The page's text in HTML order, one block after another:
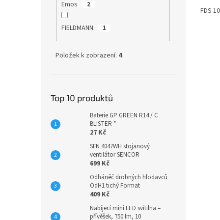
Emos 2
FIELDMANN 1
Položek k zobrazení: 4
Top 10 produktů
Baterie GP GREEN R14 / C
BLISTER *
27 Kč
SFN 4047WH stojanový
ventilátor SENCOR
699 Kč
Odháněč drobných hlodavců
OdH1 tichý Format
409 Kč
Nabíjecí mini LED svítilna –
přívěšek, 750 lm, 10
FDS